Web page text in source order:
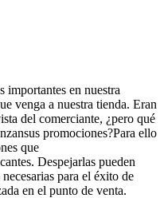
importantes en nuestra
venga a nuestra tienda. Eran
del comerciante, ¿pero qué
promociones?Para ello
que
Despejarlas pueden
para el éxito de
en el punto de venta.